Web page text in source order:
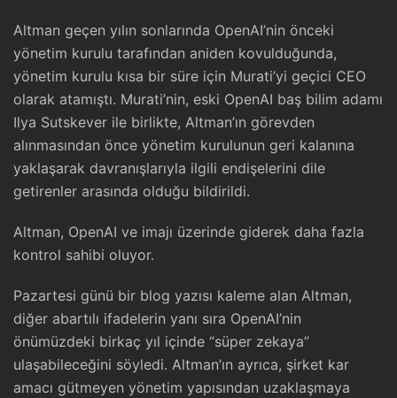
Altman geçen yılın sonlarında OpenAI’nin önceki
yönetim kurulu tarafından aniden kovulduğunda,
yönetim kurulu kısa bir süre için Murati’yi geçici CEO
olarak atamıştı. Murati’nin, eski OpenAI baş bilim adamı
Ilya Sutskever ile birlikte, Altman’ın görevden
alınmasından önce yönetim kurulunun geri kalanına
yaklaşarak davranışlarıyla ilgili endişelerini dile
getirenler arasında olduğu bildirildi.
Altman, OpenAI ve imajı üzerinde giderek daha fazla
kontrol sahibi oluyor.
Pazartesi günü bir blog yazısı kaleme alan Altman,
diğer abartılı ifadelerin yanı sıra OpenAI’nin
önümüzdeki birkaç yıl içinde “süper zekaya”
ulaşabileceğini söyledi. Altman’ın ayrıca, şirket kar
amacı gütmeyen yönetim yapısından uzaklaşmaya